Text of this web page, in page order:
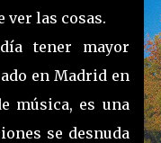
ver las cosas.
tener mayor
en Madrid en
música, es una
se desnuda